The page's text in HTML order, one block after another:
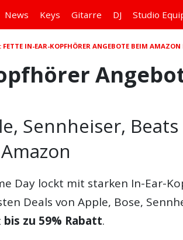
News Keys Gitarre DJ Studio
IN-EAR-KOPFHÖRER ANGEBOTE BEIM AMAZON
Sennheiser,
Day lockt mit starken In-Ear-
Deals von Apple, Bose,
bis zu 59% Rabatt.